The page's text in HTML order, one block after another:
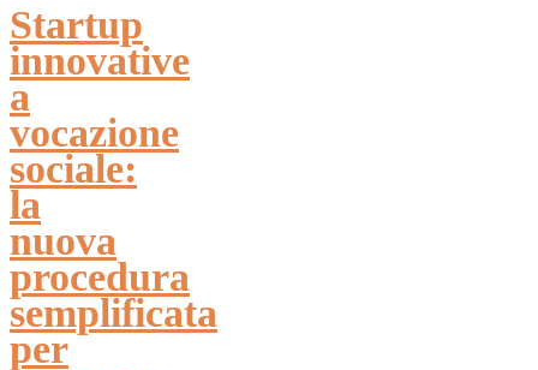
Startup
innovative
a
vocazione
sociale:
la
nuova
procedura
semplificata
per